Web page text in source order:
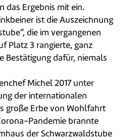
das Ergebnis mit ein.
ist die Auszeichnung
die im vergangenen
Platz 3 rangierte, ganz
Bestätigung dafür, niemals
Michel 2017 unter
der internationalen
große Erbe von Wohlfahrt
Pandemie brannte
der Schwarzwaldstube